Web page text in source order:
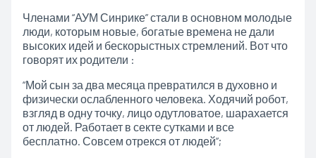
Членами “АУМ Синрике” стали в основном молодые
люди, которым новые, богатые времена не дали
высоких идей и бескорыстных стремлений. Вот что
говорят их родители :
“Мой сын за два месяца превратился в духовно и
физически ослабленного человека. Ходячий робот,
взгляд в одну точку, лицо одутловатое, шарахается
от людей. Работает в секте сутками и все
бесплатно. Совсем отрекся от людей”;